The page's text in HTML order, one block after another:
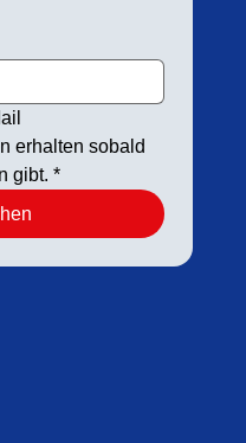
erhalten sobald
gibt. *